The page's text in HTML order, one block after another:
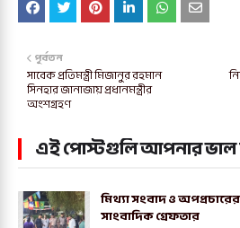
পূর্বতন
সাবেক প্রতিমন্ত্রী মিজানুর রহমান
সিনহার জানাজায় প্রধানমন্ত্রীর
অংশগ্রহণ
এই পোস্টগুলি আপনার ভাল
মিথ্যা সংবাদ ও
সাংবাদিক গ্রেফতার